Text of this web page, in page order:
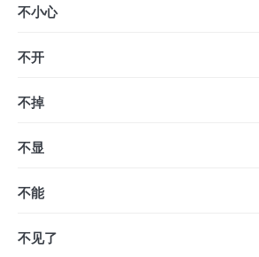
不小心
不开
不掉
不显
不能
不见了